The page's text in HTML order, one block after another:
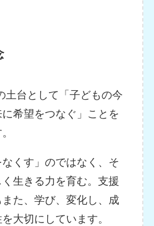
土台として「子どもの今
希望をつなぐ」ことを
くす」のではなく、そ
生きる力を育む。支援
た、学び、変化し、成
大切にしています。